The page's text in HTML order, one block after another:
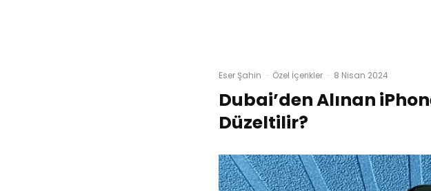
Eser Şahin · Özel İçerikler · 8 Nisan 2024
Dubai’den Alınan
Düzeltilir?